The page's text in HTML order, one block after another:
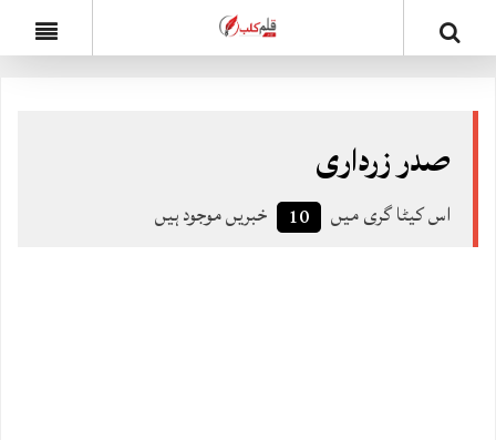
صدر زرداری
اس کیٹا گری میں 10 خبریں موجود ہیں